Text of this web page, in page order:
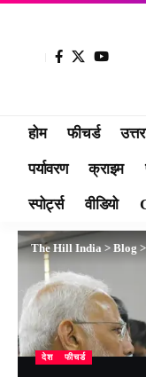
होम फीचर्ड
पर्यावरण क्राइम
स्पोर्ट्स वीडियो
The Hill India > Blog >
देश फीचर्ड